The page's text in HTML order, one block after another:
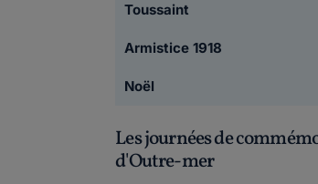
Toussaint
Armistice 1918
Noël
Les journées de
d'Outre-mer